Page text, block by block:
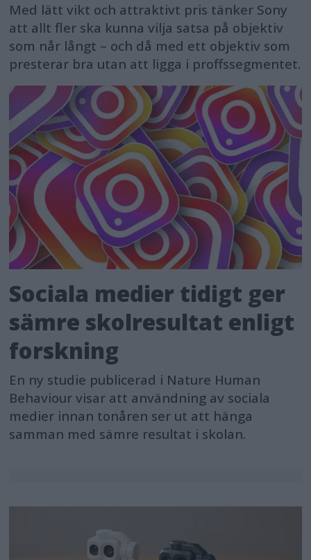
Med lätt vikt och attraktivt pris tänker Sony
att allt fler ska kunna vilja satsa på objektiv
som når långt – och då med ett objektiv som
presterar bra utan att ligga i proffssegmentet.
Sociala medier tidigt ger
sämre skolresultat enligt
forskning
En ny studie publicerad i Nature Human
Behaviour visar att användning av sociala
medier innan tonåren ser ut att hänga
samman med sämre resultat i skolan.